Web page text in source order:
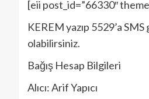
[eii post_id=”66330″
KEREM yazıp 5529’a
olabilirsiniz.
Bağış Hesap Bilgileri
Alıcı: Arif Yapıcı